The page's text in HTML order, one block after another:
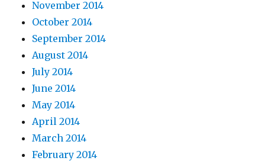
November 2014
October 2014
September 2014
August 2014
July 2014
June 2014
May 2014
April 2014
March 2014
February 2014